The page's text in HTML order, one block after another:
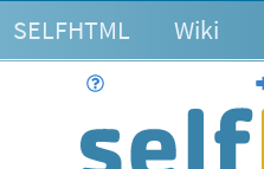
SELFHTML Wiki